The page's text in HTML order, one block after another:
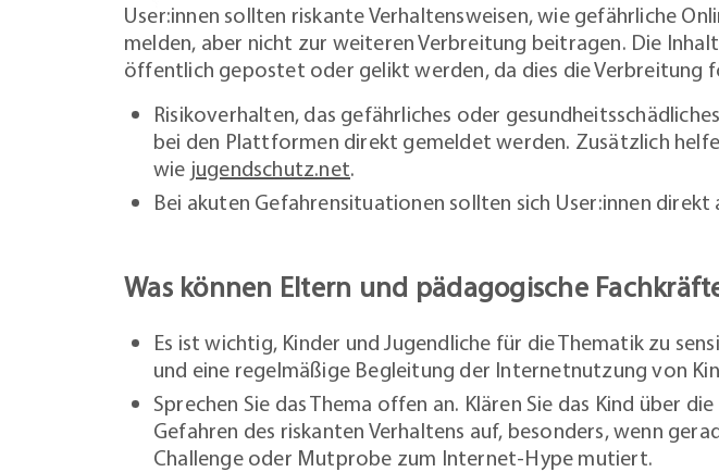
User:innen sollten riskante Verhaltensweisen, wie gefährliche
melden, aber nicht zur weiteren Verbreitung beitragen. Die
öffentlich gepostet oder gelikt werden, da dies die Verbreitung
Risikoverhalten, das gefährliches oder
bei den Plattformen direkt gemeldet werden. Zusätzlich
wie jugendschutz.net.
Bei akuten Gefahrensituationen sollten sich User:innen direkt
Was können Eltern und pädagogische
Es ist wichtig, Kinder und Jugendliche für die Thematik zu
und eine regelmäßige Begleitung der Internetnutzung von
Sprechen Sie das Thema offen an. Klären Sie das Kind über die
Gefahren des riskanten Verhaltens auf, besonders, wenn
Challenge oder Mutprobe zum Internet-Hype mutiert.